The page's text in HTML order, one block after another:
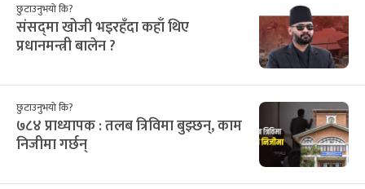
छुटाउनुभयो कि?
संसद्‌मा खोजी भइरहँदा कहाँ थिए
प्रधानमन्त्री बालेन ?
छुटाउनुभयो कि?
७८४ प्राध्यापक : तलब त्रिविमा बुझ्छन्, काम
निजीमा गर्छन्